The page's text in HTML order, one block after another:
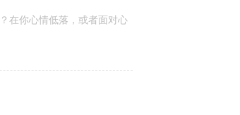
在你心情低落，或者面对心